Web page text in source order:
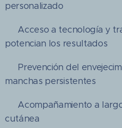
personalizado
✔️ Acceso a tecnología y
potencian los resultados
✔️ Prevención del
manchas persistentes
✔️ Acompañamiento a
cutánea